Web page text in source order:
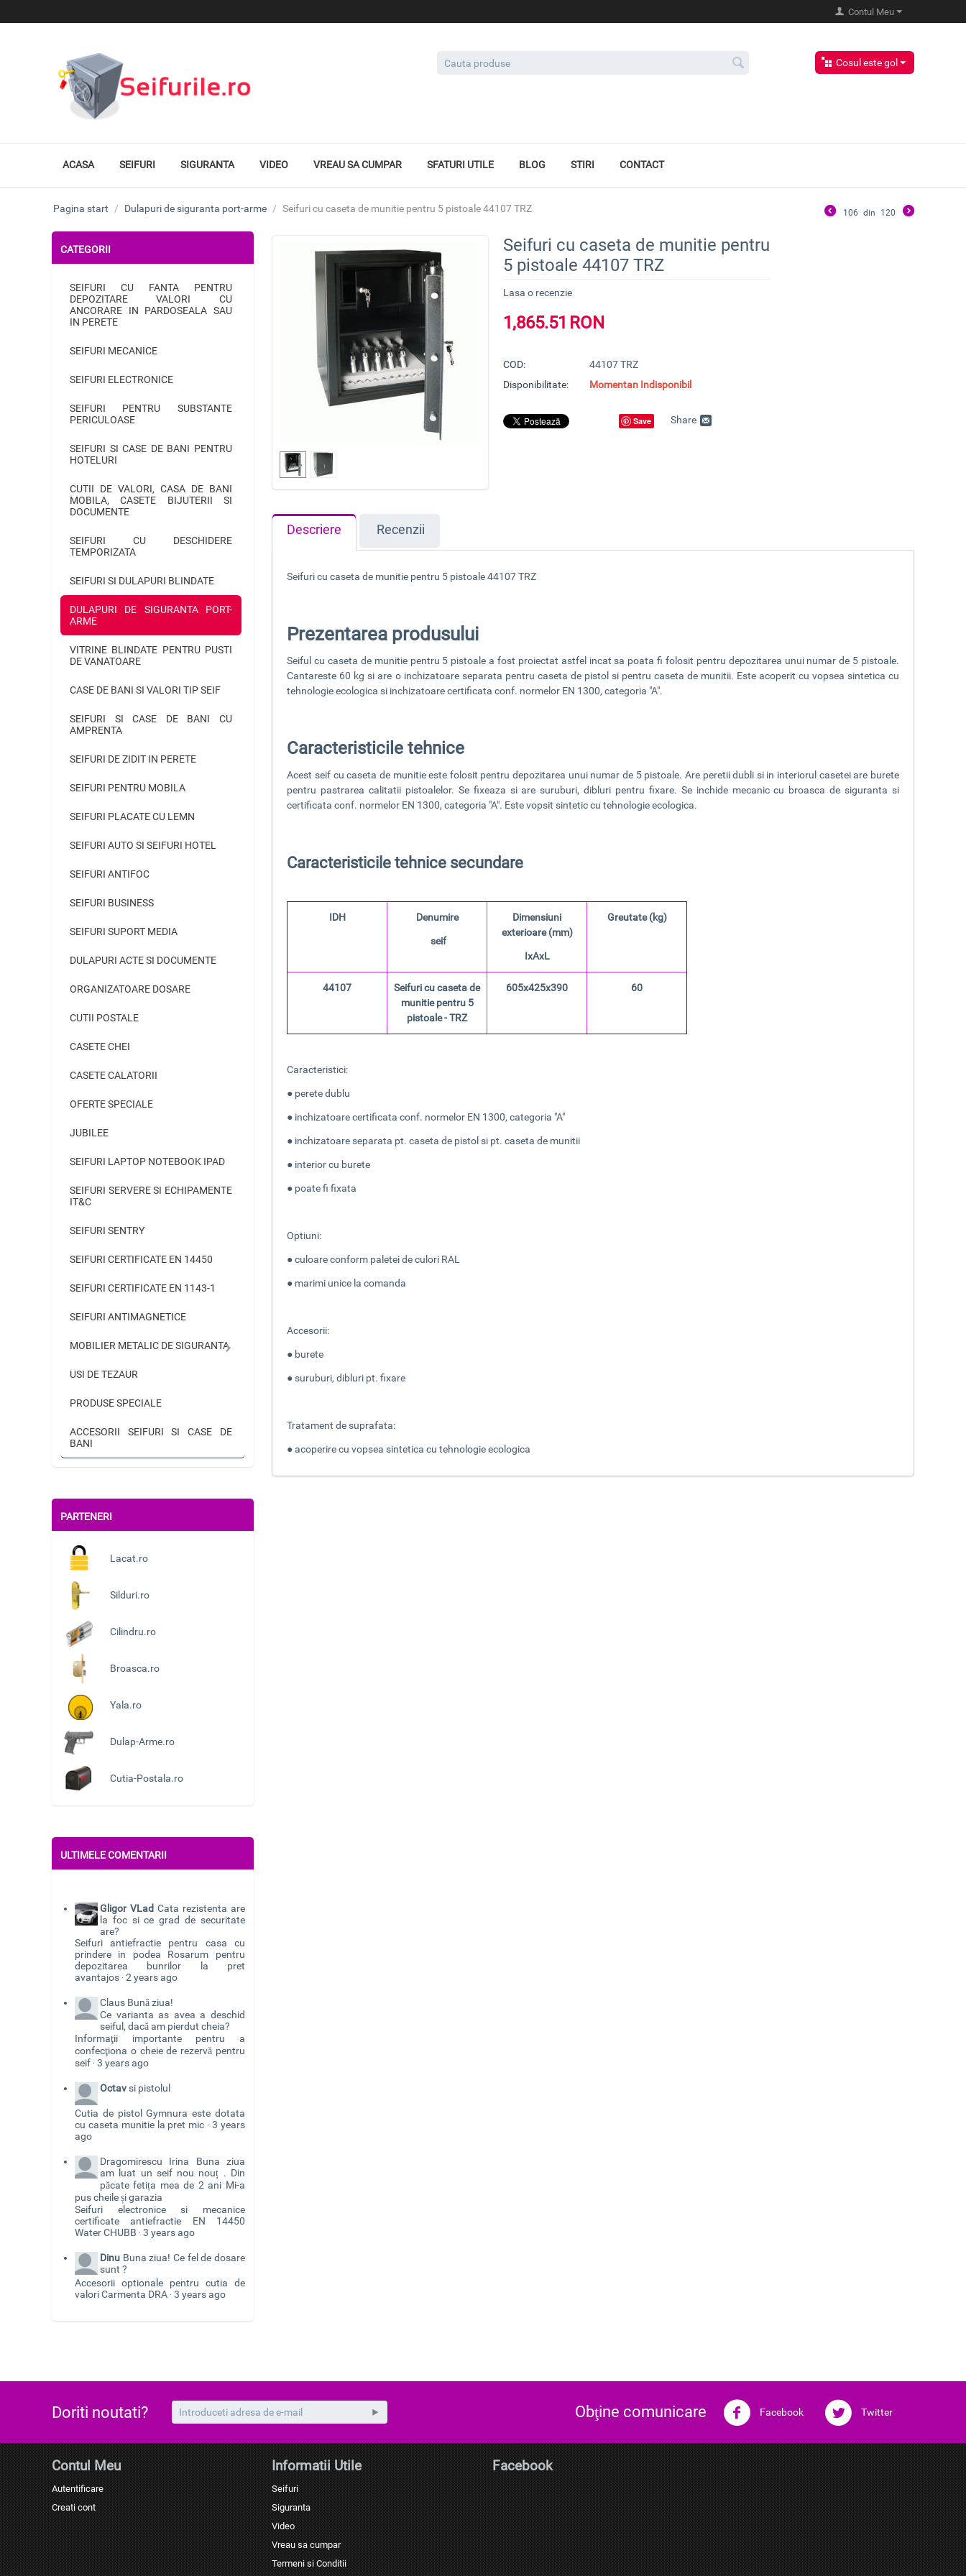
Contul Meu
Cosul este gol
ACASA SEIFURI SIGURANTA VIDEO VREAU SA CUMPAR SFATURI UTILE BLOG STIRI CONTACT
Pagina start / Dulapuri de siguranta port-arme / Seifuri cu caseta de munitie pentru 5 pistoale 44107 TRZ 106 din 120
CATEGORII
SEIFURI CU FANTA PENTRU
DEPOZITARE VALORI CU
ANCORARE IN PARDOSEALA SAU
IN PERETE
SEIFURI MECANICE
SEIFURI ELECTRONICE
SEIFURI PENTRU SUBSTANTE
PERICULOASE
SEIFURI SI CASE DE BANI PENTRU
HOTELURI
CUTII DE VALORI, CASA DE BANI
MOBILA, CASETE BIJUTERII SI
DOCUMENTE
SEIFURI CU DESCHIDERE
TEMPORIZATA
SEIFURI SI DULAPURI BLINDATE
DULAPURI DE SIGURANTA PORT-
ARME
VITRINE BLINDATE PENTRU PUSTI
DE VANATOARE
CASE DE BANI SI VALORI TIP SEIF
SEIFURI SI CASE DE BANI CU
AMPRENTA
SEIFURI DE ZIDIT IN PERETE
SEIFURI PENTRU MOBILA
SEIFURI PLACATE CU LEMN
SEIFURI AUTO SI SEIFURI HOTEL
SEIFURI ANTIFOC
SEIFURI BUSINESS
SEIFURI SUPORT MEDIA
DULAPURI ACTE SI DOCUMENTE
ORGANIZATOARE DOSARE
CUTII POSTALE
CASETE CHEI
CASETE CALATORII
OFERTE SPECIALE
JUBILEE
SEIFURI LAPTOP NOTEBOOK IPAD
SEIFURI SERVERE SI ECHIPAMENTE
IT&C
SEIFURI SENTRY
SEIFURI CERTIFICATE EN 14450
SEIFURI CERTIFICATE EN 1143-1
SEIFURI ANTIMAGNETICE
MOBILIER METALIC DE SIGURANTA
USI DE TEZAUR
PRODUSE SPECIALE
ACCESORII SEIFURI SI CASE DE
BANI
PARTENERI
Lacat.ro
Silduri.ro
Cilindru.ro
Broasca.ro
Yala.ro
Dulap-Arme.ro
Cutia-Postala.ro
ULTIMELE COMENTARII
Gligor VLad Cata rezistenta are
la foc si ce grad de securitate
are?
Seifuri antiefractie pentru casa cu
prindere in podea Rosarum pentru
depozitarea bunrilor la pret
avantajos · 2 years ago
Claus Bună ziua!
Ce varianta as avea a deschid
seiful, dacă am pierdut cheia?
Informaţii importante pentru a
confecţiona o cheie de rezervă pentru
seif · 3 years ago
Octav si pistolul
Cutia de pistol Gymnura este dotata
cu caseta munitie la pret mic · 3 years
ago
Dragomirescu Irina Buna ziua
am luat un seif nou nouț . Din
păcate fetița mea de 2 ani Mi-a
pus cheile și garazia
Seifuri electronice si mecanice
certificate antiefractie EN 14450
Water CHUBB · 3 years ago
Dinu Buna ziua! Ce fel de dosare
sunt ?
Accesorii optionale pentru cutia de
valori Carmenta DRA · 3 years ago
Seifuri cu caseta de munitie pentru
5 pistoale 44107 TRZ
Lasa o recenzie
1,865.51 RON
COD:
44107 TRZ
Disponibilitate:
Momentan Indisponibil
Save Share
Descriere Recenzii
Seifuri cu caseta de munitie pentru 5 pistoale 44107 TRZ
Prezentarea produsului
Seiful cu caseta de munitie pentru 5 pistoale a fost proiectat astfel incat sa poata fi folosit pentru depozitarea unui numar de 5 pistoale.
Cantareste 60 kg si are o inchizatoare separata pentru caseta de pistol si pentru caseta de munitii. Este acoperit cu vopsea sintetica cu
tehnologie ecologica si inchizatoare certificata conf. normelor EN 1300, categoria "A".
Caracteristicile tehnice
Acest seif cu caseta de munitieeste folosit pentru depozitarea unui numar de 5 pistoale. Are peretii dubli si in interiorul casetei are burete
pentru pastrarea calitatii pistoalelor. Se fixeaza si are suruburi, dibluri pentru fixare. Se inchide mecanic cu broasca de siguranta si
certificata conf. normelor EN 1300, categoria "A". Este vopsit sintetic cu tehnologie ecologica.
Caracteristicile tehnice secundare
IDH Denumire
seif
Dimensiuni
exterioare (mm)
IxAxL
Greutate (kg)
44107
Seifuri cu caseta de
munitie pentru 5
pistoale - TRZ
605x425x390 60
Caracteristici:
● perete dublu
● inchizatoare certificata conf. normelor EN 1300, categoria "A"
● inchizatoare separata pt. caseta de pistol si pt. caseta de munitii
● interior cu burete
● poate fi fixata
Optiuni:
● culoare conform paletei de culori RAL
● marimi unice la comanda
Accesorii:
● burete
● suruburi, dibluri pt. fixare
Tratament de suprafata:
● acoperire cu vopsea sintetica cu tehnologie ecologica
Doriti noutati? Obţine comunicare Facebook Twitter
Contul Meu
Autentificare
Creati cont
Informatii Utile
Seifuri
Siguranta
Video
Vreau sa cumpar
Termeni si Conditii
Facebook